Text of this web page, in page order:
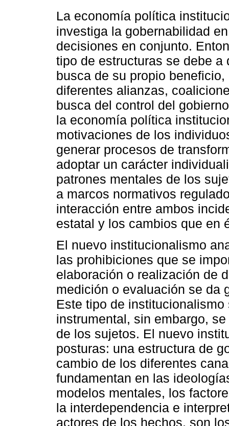
La economía política
investiga la gobernabilidad
decisiones en conjunto.
tipo de estructuras se debe
busca de su propio
diferentes alianzas,
busca del control del
la economía política
motivaciones de los
generar procesos de
adoptar un carácter
patrones mentales de los
a marcos normativos
interacción entre ambos
estatal y los cambios que en
El nuevo institucionalismo
las prohibiciones que se
elaboración o realización de
medición o evaluación se da
Este tipo de
instrumental, sin embargo,
de los sujetos. El nuevo
posturas: una estructura de
cambio de los diferentes
fundamentan en las
modelos mentales, los
la interdependencia e
actores de los hechos, son